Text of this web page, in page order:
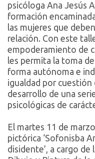
psicóloga Ana Jesús
formación
las mujeres que
relación. Con este
empoderamiento de
les permita la toma
forma autónoma e
igualdad por
desarrollo de una
psicológicas de
El martes 11 de
pictórica ‘Sofonisba
disidente’, a cargo